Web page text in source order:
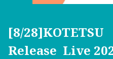
[8/28]KOTETSU
Release Live